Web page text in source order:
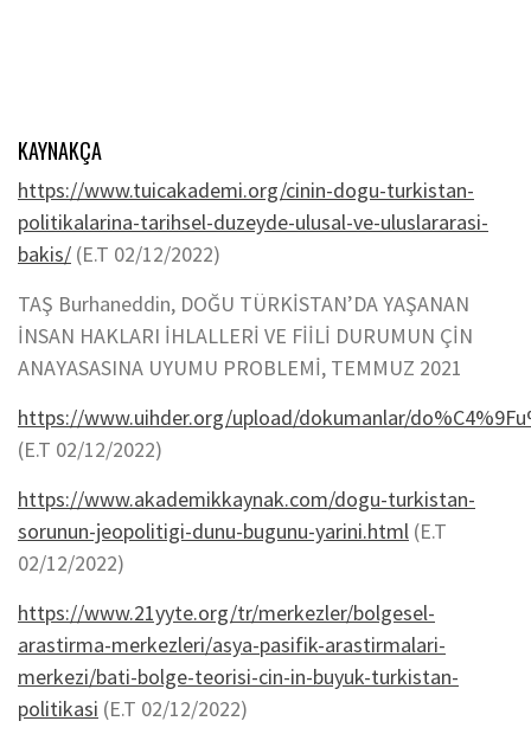
KAYNAKÇA
https://www.tuicakademi.org/cinin-dogu-turkistan-
politikalarina-tarihsel-duzeyde-ulusal-ve-uluslararasi-
bakis/ (E.T 02/12/2022)
TAŞ Burhaneddin, DOĞU TÜRKİSTAN’DA YAŞANAN
İNSAN HAKLARI İHLALLERİ VE FİİLİ DURUMUN ÇİN
ANAYASASINA UYUMU PROBLEMİ, TEMMUZ 2021
https://www.uihder.org/upload/dokumanlar/
(E.T 02/12/2022)
https://www.akademikkaynak.com/dogu-turkistan-
sorunun-jeopolitigi-dunu-bugunu-yarini.html (E.T
02/12/2022)
https://www.21yyte.org/tr/merkezler/bolgesel-
arastirma-merkezleri/asya-pasifik-arastirmalari-
merkezi/bati-bolge-teorisi-cin-in-buyuk-turkistan-
politikasi (E.T 02/12/2022)